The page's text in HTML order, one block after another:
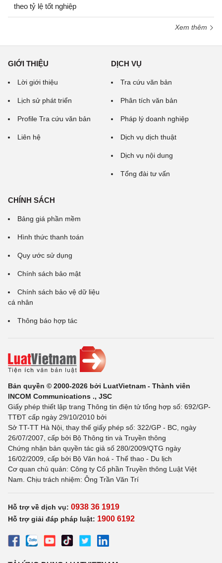
theo tỷ lệ tốt nghiệp
Xem thêm
GIỚI THIỆU
Lời giới thiệu
Lịch sử phát triển
Profile Tra cứu văn bản
Liên hệ
DỊCH VỤ
Tra cứu văn bản
Phân tích văn bản
Pháp lý doanh nghiệp
Dịch vụ dịch thuật
Dịch vụ nội dung
Tổng đài tư vấn
CHÍNH SÁCH
Bảng giá phần mềm
Hình thức thanh toán
Quy ước sử dụng
Chính sách bảo mật
Chính sách bảo vệ dữ liệu
cá nhân
Thông báo hợp tác
Bản quyền © 2000-2026 bởi LuatVietnam - Thành viên
INCOM Communications ., JSC
Giấy phép thiết lập trang Thông tin điện tử tổng hợp số: 692/GP-
TTĐT cấp ngày 29/10/2010 bởi
Sở TT-TT Hà Nội, thay thế giấy phép số: 322/GP - BC, ngày
26/07/2007, cấp bởi Bộ Thông tin và Truyền thông
Chứng nhận bản quyền tác giả số 280/2009/QTG ngày
16/02/2009, cấp bởi Bộ Văn hoá - Thể thao - Du lịch
Cơ quan chủ quản: Công ty Cổ phần Truyền thông Luật Việt
Nam. Chịu trách nhiệm: Ông Trần Văn Trí
Hỗ trợ về dịch vụ: 0938 36 1919
Hỗ trợ giải đáp pháp luật: 1900 6192